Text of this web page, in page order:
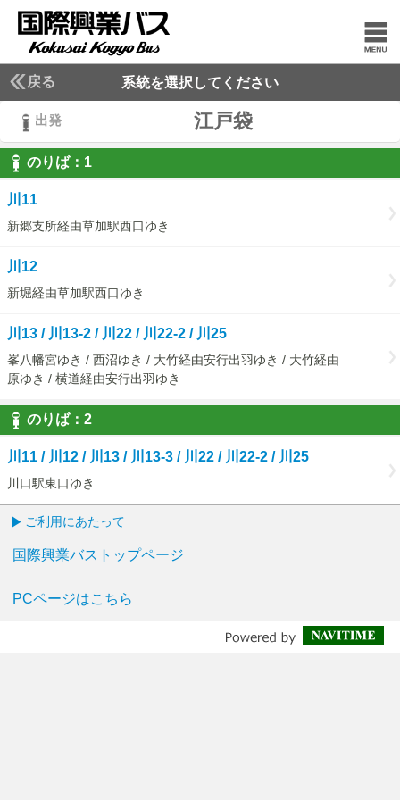
戻る 系統を選択してください
出発 江戸袋
のりば： 1
1
川11
新郷支所経由草加駅西口ゆき
川12
新堀経由草加駅西口ゆき
川13 / 川13-2 / 川22 / 川22-2 / 川25
峯八幡宮ゆき / 西沼ゆき / 大竹経由安行出羽ゆき / 大竹経由
原ゆき / 横道経由安行出羽ゆき
のりば： 2
2
川11 / 川12 / 川13 / 川13-3 / 川22 / 川22-2 / 川25
川口駅東口ゆき
ご利用にあたって
国際興業バストップページ
PCページはこちら